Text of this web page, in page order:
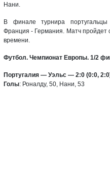
Нани.
В финале турнира
Франция - Германия. Матч пройдет
времени.
Футбол. Чемпионат Европы. 1/2
Португалия — Уэльс — 2:0 (0:0,
Голы: Роналду, 50, Нани, 53